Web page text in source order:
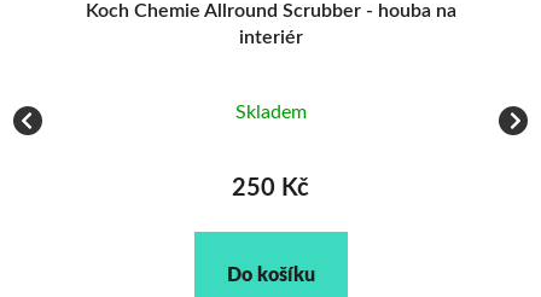
Koch Chemie Allround Scrubber - houba na
interiér
Skladem
250 Kč
Do košíku